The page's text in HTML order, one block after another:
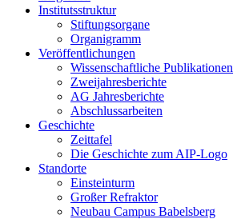
Institutsstruktur
Stiftungsorgane
Organigramm
Veröffentlichungen
Wissenschaftliche Publikationen
Zweijahresberichte
AG Jahresberichte
Abschlussarbeiten
Geschichte
Zeittafel
Die Geschichte zum AIP-Logo
Standorte
Einsteinturm
Großer Refraktor
Neubau Campus Babelsberg